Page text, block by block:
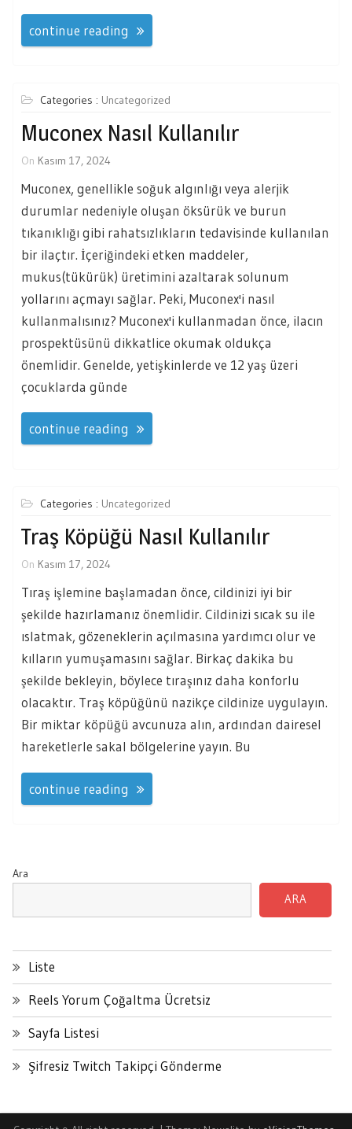
continue reading
Categories : Uncategorized
Muconex Nasıl Kullanılır
On Kasım 17, 2024
Muconex, genellikle soğuk algınlığı veya alerjik
durumlar nedeniyle oluşan öksürük ve burun
tıkanıklığı gibi rahatsızlıkların tedavisinde kullanılan
bir ilaçtır. İçeriğindeki etken maddeler,
mukus(tükürük) üretimini azaltarak solunum
yollarını açmayı sağlar. Peki, Muconex'i nasıl
kullanmalısınız? Muconex'i kullanmadan önce, ilacın
prospektüsünü dikkatlice okumak oldukça
önemlidir. Genelde, yetişkinlerde ve 12 yaş üzeri
çocuklarda günde
continue reading
Categories : Uncategorized
Traş Köpüğü Nasıl Kullanılır
On Kasım 17, 2024
Tıraş işlemine başlamadan önce, cildinizi iyi bir
şekilde hazırlamanız önemlidir. Cildinizi sıcak su ile
ıslatmak, gözeneklerin açılmasına yardımcı olur ve
kılların yumuşamasını sağlar. Birkaç dakika bu
şekilde bekleyin, böylece tıraşınız daha konforlu
olacaktır. Traş köpüğünü nazikçe cildinize uygulayın.
Bir miktar köpüğü avcunuza alın, ardından dairesel
hareketlerle sakal bölgelerine yayın. Bu
continue reading
Ara
ARA
Liste
Reels Yorum Çoğaltma Ücretsiz
Sayfa Listesi
Şifresiz Twitch Takipçi Gönderme